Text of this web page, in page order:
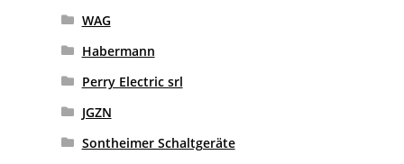
WAG
Habermann
Perry Electric srl
JGZN
Sontheimer Schaltgeräte